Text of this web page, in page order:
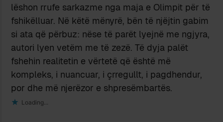
lëshon rrufe sarkazme nga maja e Olimpit për të
fshikëlluar. Në këtë mënyrë, bën të njëjtin gabim
si ata që përbuz: nëse të parët lyejnë me ngjyra,
autori lyen vetëm me të zezë. Të dyja palët
fshehin realitetin e vërtetë që është më
kompleks, i nuancuar, i çrregullt, i pagdhendur,
por dhe më njerëzor e shpresëmbartës.
Loading...